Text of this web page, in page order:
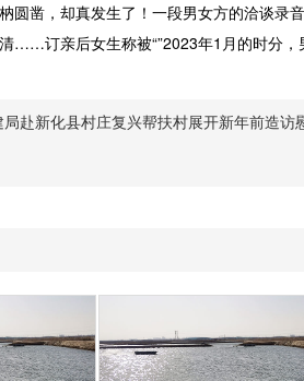
凿，却真发生了！一段男女方的洽谈录
……订亲后女生称被“”2023年1月的时分，
赴新化县村庄复兴帮扶村展开新年前造访